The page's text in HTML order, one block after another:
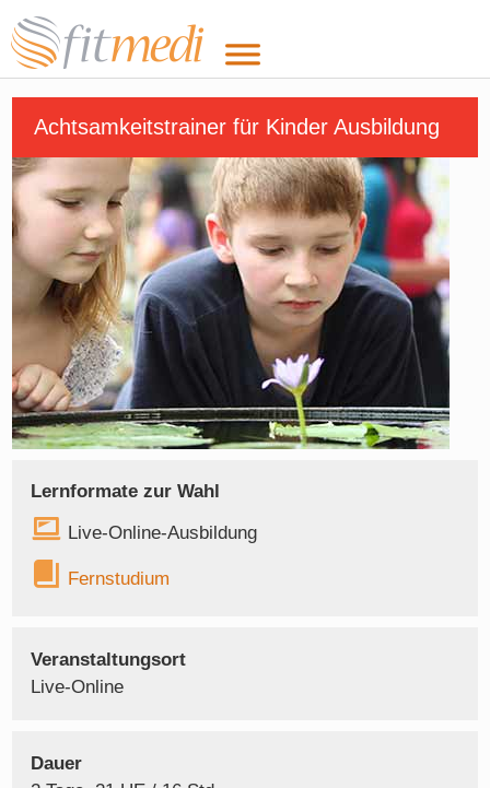
Achtsamkeitstrainer für Kinder Ausbildung
Lernformate zur Wahl
Live-Online-Ausbildung
Fernstudium
Veranstaltungsort
Live-Online
Dauer